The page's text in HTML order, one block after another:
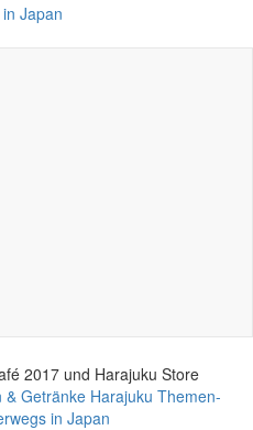
& Getränke Harajuku Themen-
in Japan